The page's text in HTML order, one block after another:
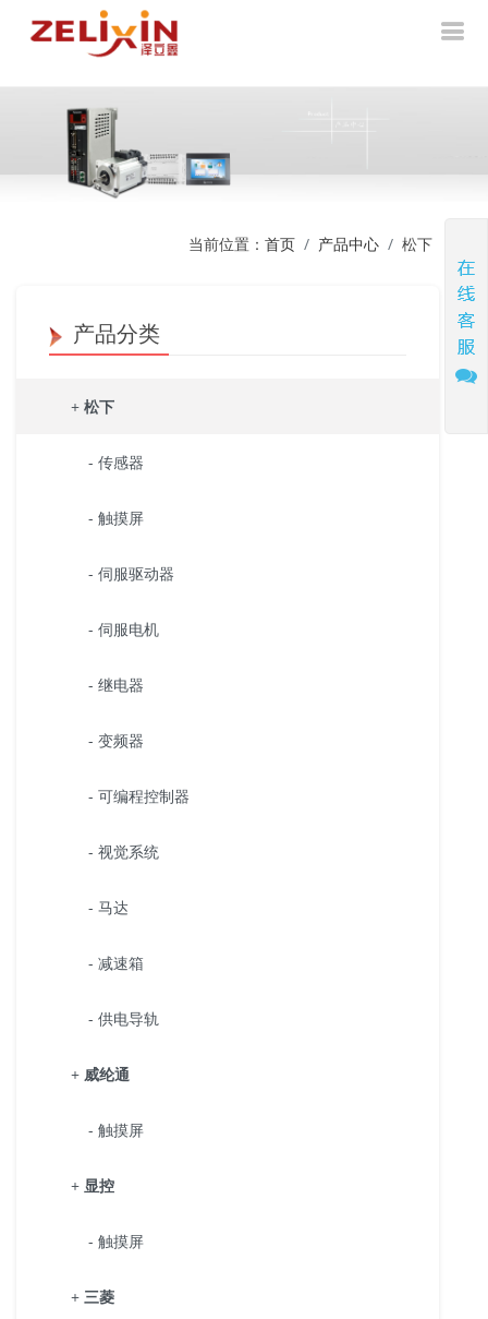
当前位置： 首页 产品中心 松下
产品分类
+ 松下
- 传感器
- 触摸屏
- 伺服驱动器
- 伺服电机
- 继电器
- 变频器
- 可编程控制器
- 视觉系统
- 马达
- 减速箱
- 供电导轨
+ 威纶通
- 触摸屏
+ 显控
- 触摸屏
+ 三菱